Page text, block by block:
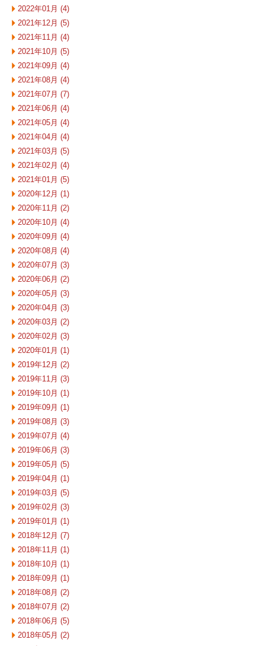
2022年01月 (4)
2021年12月 (5)
2021年11月 (4)
2021年10月 (5)
2021年09月 (4)
2021年08月 (4)
2021年07月 (7)
2021年06月 (4)
2021年05月 (4)
2021年04月 (4)
2021年03月 (5)
2021年02月 (4)
2021年01月 (5)
2020年12月 (1)
2020年11月 (2)
2020年10月 (4)
2020年09月 (4)
2020年08月 (4)
2020年07月 (3)
2020年06月 (2)
2020年05月 (3)
2020年04月 (3)
2020年03月 (2)
2020年02月 (3)
2020年01月 (1)
2019年12月 (2)
2019年11月 (3)
2019年10月 (1)
2019年09月 (1)
2019年08月 (3)
2019年07月 (4)
2019年06月 (3)
2019年05月 (5)
2019年04月 (1)
2019年03月 (5)
2019年02月 (3)
2019年01月 (1)
2018年12月 (7)
2018年11月 (1)
2018年10月 (1)
2018年09月 (1)
2018年08月 (2)
2018年07月 (2)
2018年06月 (5)
2018年05月 (2)